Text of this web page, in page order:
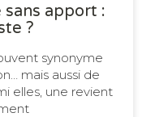
apport :
?
synonyme
mais aussi de
elles, une revient